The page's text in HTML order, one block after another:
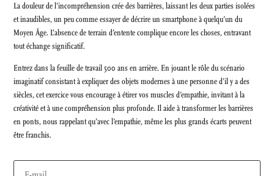
La douleur de l’incompréhension crée des barrières, laissant les deux parties isolées
et inaudibles, un peu comme essayer de décrire un smartphone à quelqu’un du
Moyen Âge. L’absence de terrain d’entente complique encore les choses, entravant
tout échange significatif.
Entrez dans la feuille de travail 500 ans en arrière. En jouant le rôle du scénario
imaginatif consistant à expliquer des objets modernes à une personne d’il y a des
siècles, cet exercice vous encourage à étirer vos muscles d’empathie, invitant à la
créativité et à une compréhension plus profonde. Il aide à transformer les barrières
en ponts, nous rappelant qu’avec l’empathie, même les plus grands écarts peuvent
être franchis.